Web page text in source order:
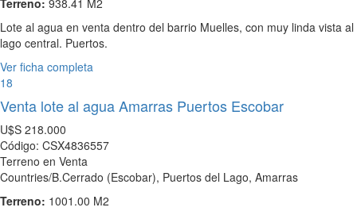
Lote al agua en venta dentro del barrio Muelles, con muy linda vista al
lago central. Puertos.
Ver ficha completa
18
Venta lote al agua Amarras Puertos Escobar
U$S 218.000
Código: CSX4836557
Terreno en Venta
Countries/B.Cerrado (Escobar), Puertos del Lago, Amarras
Terreno: 1001.00 M2